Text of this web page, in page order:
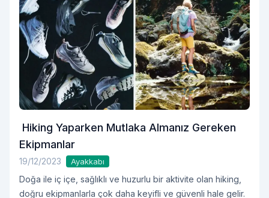
Hiking Yaparken Mutlaka Almanız Gereken
Ekipmanlar
19/12/2023 Ayakkabı
Doğa ile iç içe, sağlıklı ve huzurlu bir aktivite olan hiking,
doğru ekipmanlarla çok daha keyifli ve güvenli hale gelir.